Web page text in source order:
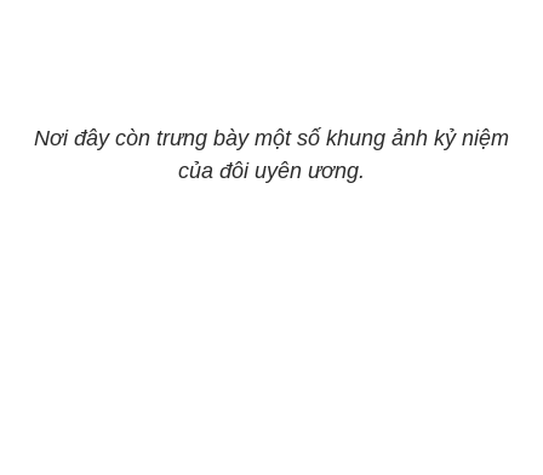
Nơi đây còn trưng bày một số khung ảnh kỷ niệm
của đôi uyên ương.